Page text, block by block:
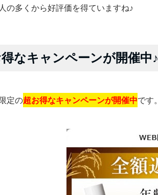
の多くから好評価を得ていますね♪
なキャンペーンが開催中♪
定の超お得なキャンペーンが開催中です。